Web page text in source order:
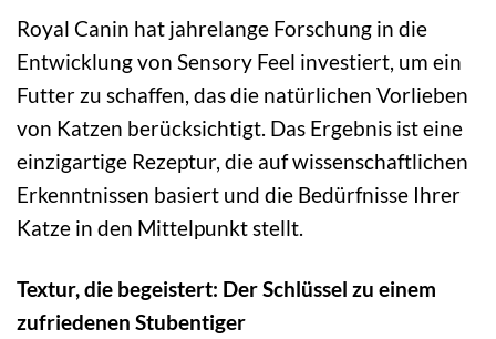
Royal Canin hat jahrelange Forschung in die
Entwicklung von Sensory Feel investiert, um ein
Futter zu schaffen, das die natürlichen Vorlieben
von Katzen berücksichtigt. Das Ergebnis ist eine
einzigartige Rezeptur, die auf wissenschaftlichen
Erkenntnissen basiert und die Bedürfnisse Ihrer
Katze in den Mittelpunkt stellt.
Textur, die begeistert: Der Schlüssel zu einem
zufriedenen Stubentiger